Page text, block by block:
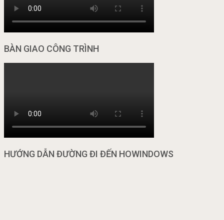
BÀN GIAO CÔNG TRÌNH
HƯỚNG DẪN ĐƯỜNG ĐI ĐẾN HOWINDOWS